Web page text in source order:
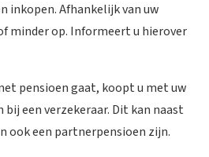
inkopen. Afhankelijk van uw
minder op. Informeert u hierover
pensioen gaat, koopt u met uw
een verzekeraar. Dit kan naast
ook een partnerpensioen zijn.